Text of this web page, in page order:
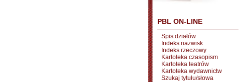
PBL ON-LINE
Spis działów
Indeks nazwisk
Indeks rzeczowy
Kartoteka czasopism
Kartoteka teatrów
Kartoteka wydawnictw
Szukaj tytułu/słowa